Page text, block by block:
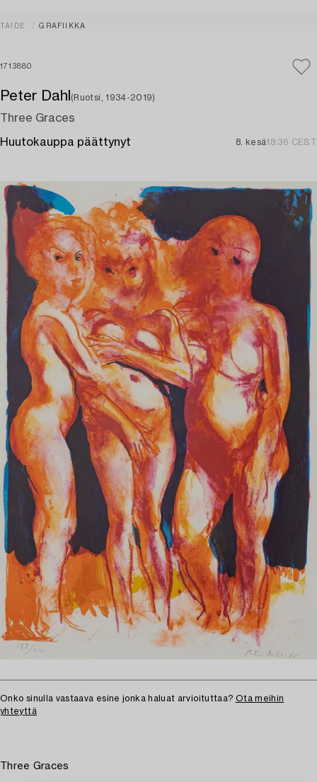
TAIDE GRAFIIKKA
1713880
Peter Dahl (Ruotsi, 1934-2019)
Three Graces
Huutokauppa päättynyt 8. kesä18:36 CEST
Onko sinulla vastaava esine jonka haluat arvioituttaa? Ota meihin
yhteyttä
Three Graces